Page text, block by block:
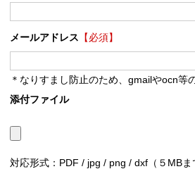
メールアドレス 【必須】
＊なりすまし防止のため、gmailやocn等
添付ファイル
対応形式：PDF / jpg / png / dxf（５MBま